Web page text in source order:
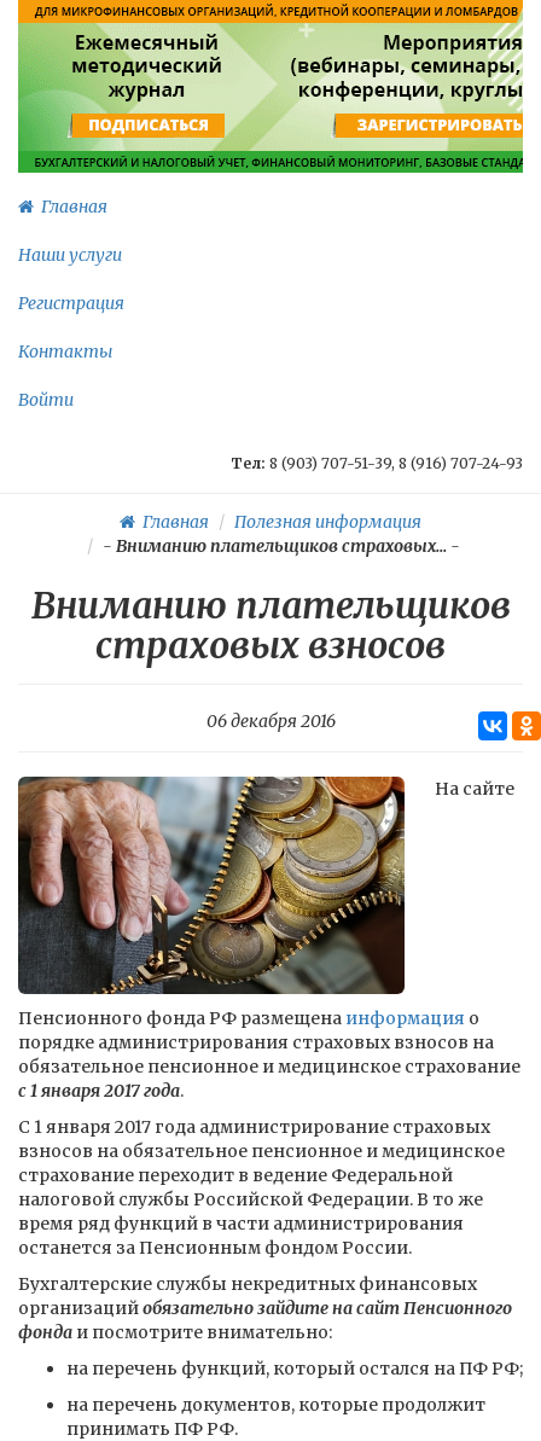
Главная
Наши услуги
Регистрация
Контакты
Войти
Тел: 8 (903) 707-51-39, 8 (916) 707-24-93
Главная
Полезная информация
- Вниманию плательщиков страховых... -
Вниманию плательщиков
страховых взносов
06 декабря 2016
На сайте
Пенсионного фонда РФ размещена информация о
порядке администрирования страховых взносов на
обязательное пенсионное и медицинское страхование
с 1 января 2017 года.
С 1 января 2017 года администрирование страховых
взносов на обязательное пенсионное и медицинское
страхование переходит в ведение Федеральной
налоговой службы Российской Федерации. В то же
время ряд функций в части администрирования
останется за Пенсионным фондом России.
Бухгалтерские службы некредитных финансовых
организацийобязательно зайдите на сайт Пенсионного
фонда и посмотрите внимательно:
на перечень функций, который остался на ПФ РФ;
на перечень документов, которые продолжит
принимать ПФ РФ.